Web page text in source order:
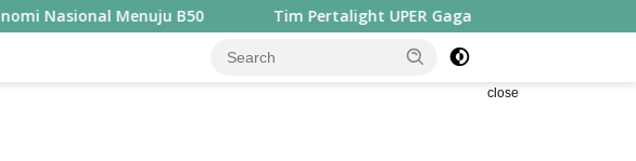
Menuju B50 Tim Pertalight UPER Gagas Solusi Hak Pejalan Kaki di
close